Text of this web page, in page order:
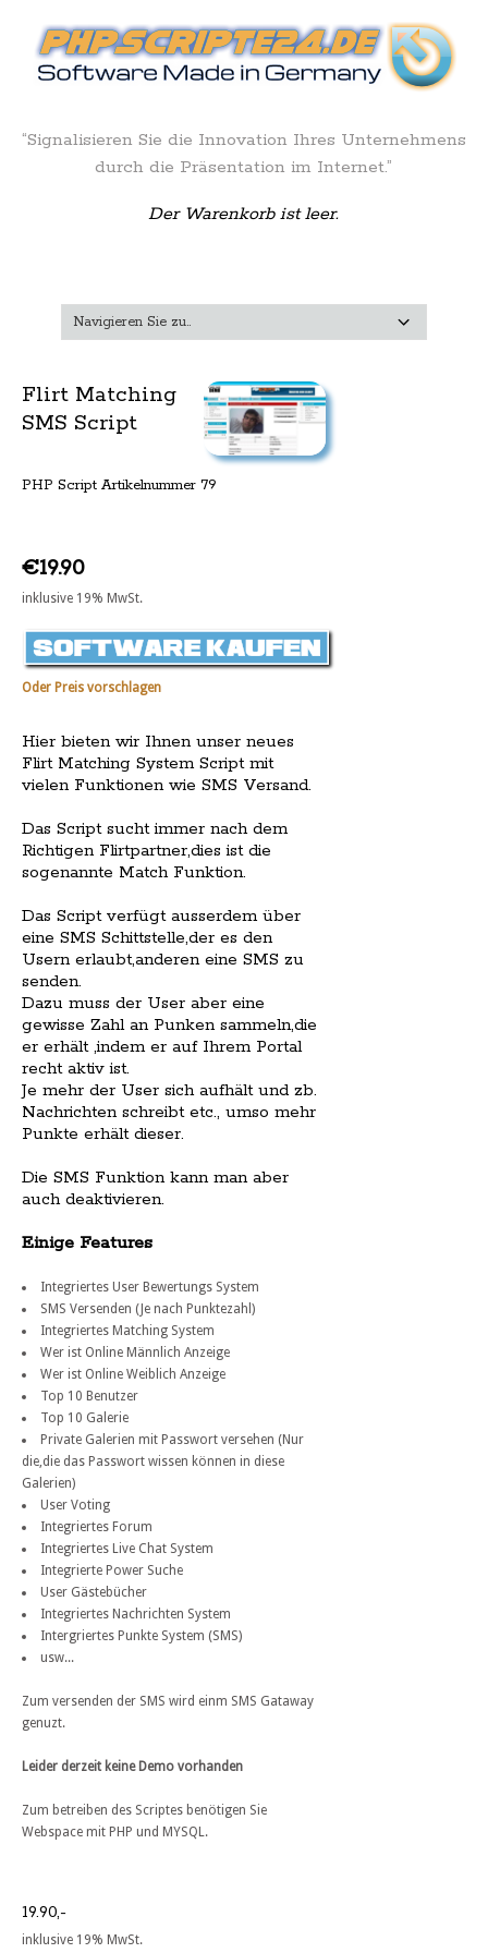
“Signalisieren Sie die Innovation Ihres Unternehmens
durch die Präsentation im Internet.”
Der Warenkorb ist leer.
Flirt Matching
SMS Script
PHP Script Artikelnummer 79
€19.90
inklusive 19% MwSt.
Oder Preis vorschlagen
Hier bieten wir Ihnen unser neues
Flirt Matching System Script mit
vielen Funktionen wie SMS Versand.
Das Script sucht immer nach dem
Richtigen Flirtpartner,dies ist die
sogenannte Match Funktion.
Das Script verfügt ausserdem über
eine SMS Schittstelle,der es den
Usern erlaubt,anderen eine SMS zu
senden.
Dazu muss der User aber eine
gewisse Zahl an Punken sammeln,die
er erhält ,indem er auf Ihrem Portal
recht aktiv ist.
Je mehr der User sich aufhält und zb.
Nachrichten schreibt etc., umso mehr
Punkte erhält dieser.
Die SMS Funktion kann man aber
auch deaktivieren.
Einige Features
Integriertes User Bewertungs System
SMS Versenden (Je nach Punktezahl)
Integriertes Matching System
Wer ist Online Männlich Anzeige
Wer ist Online Weiblich Anzeige
Top 10 Benutzer
Top 10 Galerie
Private Galerien mit Passwort versehen (Nur
die,die das Passwort wissen können in diese
Galerien)
User Voting
Integriertes Forum
Integriertes Live Chat System
Integrierte Power Suche
User Gästebücher
Integriertes Nachrichten System
Intergriertes Punkte System (SMS)
usw...
Zum versenden der SMS wird einm SMS Gataway
genuzt.
Leider derzeit keine Demo vorhanden
Zum betreiben des Scriptes benötigen Sie
Webspace mit PHP und MYSQL.
19.90,-
inklusive 19% MwSt.